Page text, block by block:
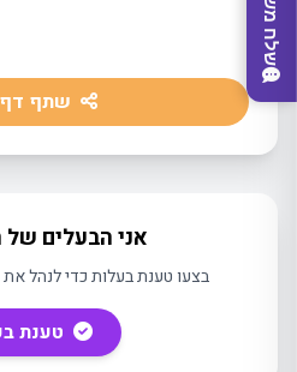
שתף
אני הבעלים
בצעו טענת בעלות כדי לנהל
טענת
שלח משוב